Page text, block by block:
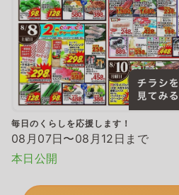
毎日のくらしを応援します！
08月07日〜08月12日まで
本日公開